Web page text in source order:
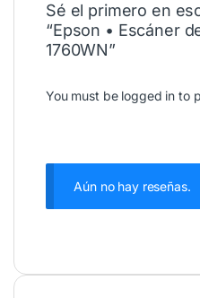
Sé el primero en
“Epson • Escáner
1760WN”
You must be logged in to
Aún no hay reseñas.